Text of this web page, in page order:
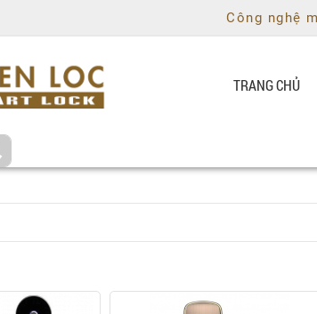
Công nghệ
TRANG CHỦ